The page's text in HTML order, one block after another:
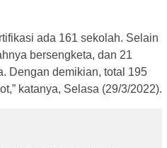
ada 161 sekolah. Selain
bersengketa, dan 21
Dengan demikian, total 195
katanya, Selasa (29/3/2022).